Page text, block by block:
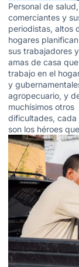
Personal de
comerciantes y
periodistas, altos
hogares
sus trabajadores
amas de casa
trabajo en el
y
agropecuario, y
muchísimos
dificultades, cada
son los héroes